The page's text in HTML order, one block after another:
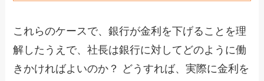
これらのケースで、銀行が金利を下げることを理
解したうえで、社長は銀行に対してどのように働
きかければよいのか？ どうすれば、実際に金利を